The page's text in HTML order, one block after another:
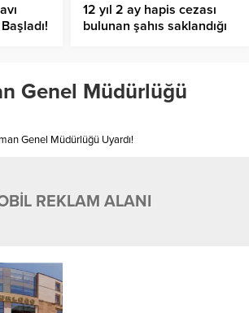
12 yıl 2 ay hapis cezası
bulunan şahıs saklandığı
Genel Müdürlüğü
Genel Müdürlüğü Uyardı!
REKLAM ALANI